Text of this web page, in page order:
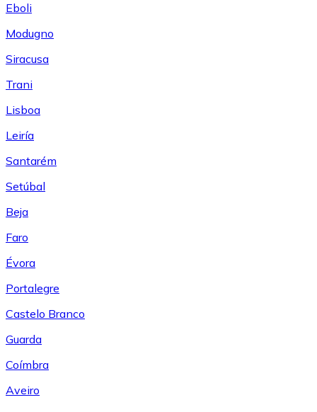
Eboli
Modugno
Siracusa
Trani
Lisboa
Leiría
Santarém
Setúbal
Beja
Faro
Évora
Portalegre
Castelo Branco
Guarda
Coímbra
Aveiro